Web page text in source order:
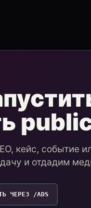
кейс, событие
и отдадим
ЧЕРЕЗ /ADS